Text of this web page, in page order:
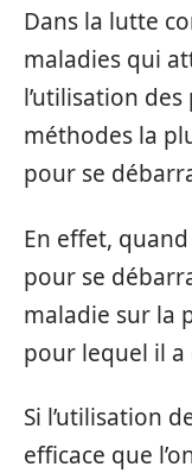
Dans la lutte
maladies qui
l’utilisation
méthodes la
pour se
En effet,
pour se
maladie sur la
pour lequel il a
Si l’utilisation
efficace que